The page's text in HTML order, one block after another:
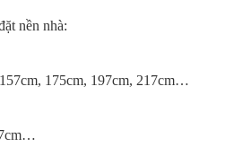
nền nhà:
175cm, 197cm, 217cm…